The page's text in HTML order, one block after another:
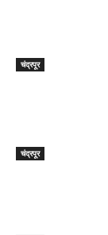
चंद्रपूर
चंद्रपूर